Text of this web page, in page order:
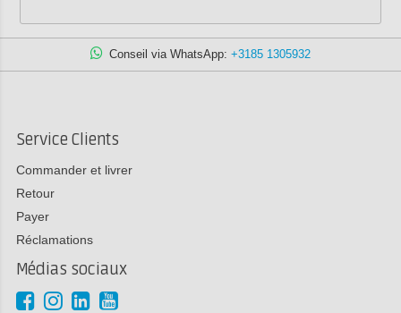
Conseil via WhatsApp: +3185 1305932
Service Clients
Commander et livrer
Retour
Payer
Réclamations
Médias sociaux